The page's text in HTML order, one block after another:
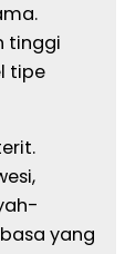
tinggi
tipe
yang